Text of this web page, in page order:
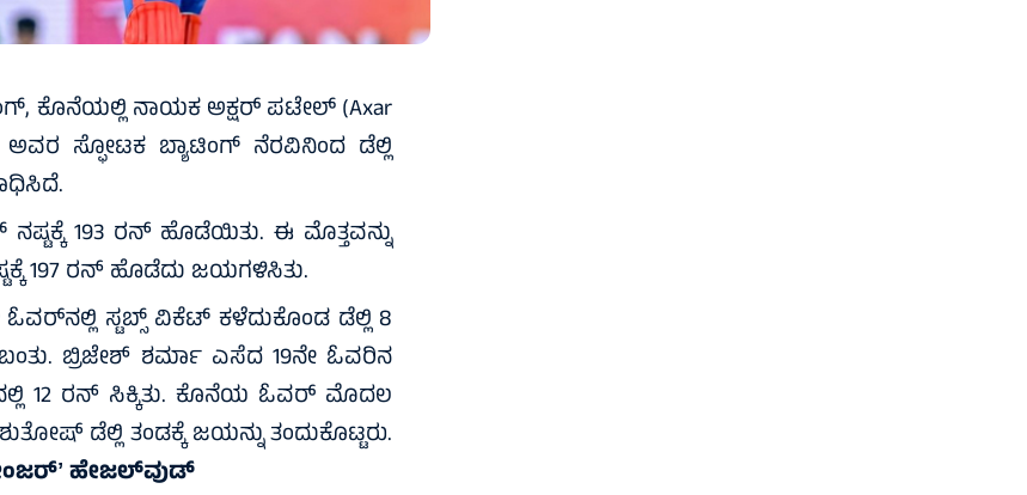
ಕೊನೆಯಲ್ಲಿ ನಾಯಕ ಅಕ್ಷರ್‌ ಪಟೇಲ್‌ (Axar
ಅವರ ಸ್ಫೋಟಕ ಬ್ಯಾಟಿಂಗ್‌ ನೆರವಿನಿಂದ ಡೆಲ್ಲಿ
193 ರನ್‌ ಹೊಡೆಯಿತು. ಈ ಮೊತ್ತವನ್ನು
197 ರನ್‌ ಹೊಡೆದು ಜಯಗಳಿಸಿತು.
ಓವರ್‌ನಲ್ಲಿ ಸ್ಟಬ್ಸ್‌ ವಿಕೆಟ್‌ ಕಳೆದುಕೊಂಡ ಡೆಲ್ಲಿ 8
ಬ್ರಿಜೇಶ್‌ ಶರ್ಮಾ ಎಸೆದ 19ನೇ ಓವರಿನ
12 ರನ್‌ ಸಿಕ್ಕಿತು. ಕೊನೆಯ ಓವರ್‌ ಮೊದಲ
ಡೆಲ್ಲಿ ತಂಡಕ್ಕೆ ಜಯನ್ನು ತಂದುಕೊಟ್ಟರು.
ಹೇಜಲ್‌ವುಡ್